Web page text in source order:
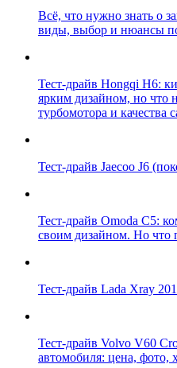
Всё, что нужно знать о
виды, выбор и нюансы
Тест-драйв Hongqi H6:
ярким дизайном, но что
турбомотора и качества
Тест-драйв Jaecoo J6
Тест-драйв Omoda C5:
своим дизайном. Но что
Тест-драйв Lada Xray
Тест-драйв Volvo V60
автомобиля: цена, фото,